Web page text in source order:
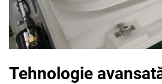
Tehnologie